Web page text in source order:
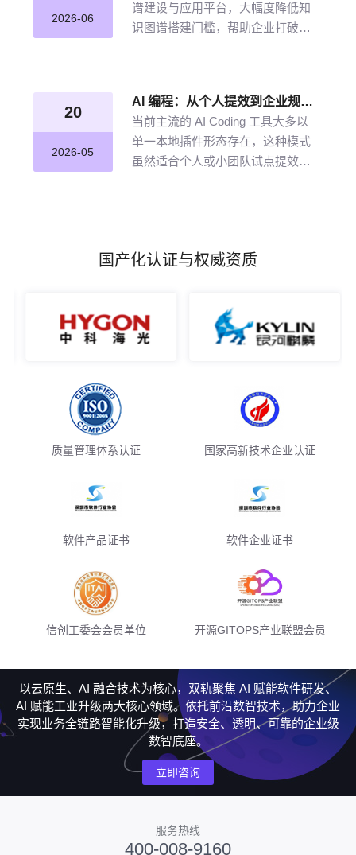
2026-06
谱建设与应用平台，大幅度降低知
识图谱搭建门槛，帮助企业打破数
推理能力，打造企业级智能决策新
引擎，赋能企业沉淀高质量的知识
并应用。
20
2026-05
AI 编程：从个人提效到企业规模化落地的破局之道
当前主流的 AI Coding 工具大多以
单一本地插件形态存在，这种模式
虽然适合个人或小团队试点提效，
国产化认证与权威资质
质量管理体系认证 国家高新技术企业认证
软件产品证书 软件企业证书
信创工委会会员单位 开源GITOPS产业联盟会员
以云原生、AI 融合技术为核心，双轨聚焦 AI 赋能软件研发、
AI 赋能工业升级两大核心领域。依托前沿数智技术，助力企业
实现业务全链路智能化升级，打造安全、透明、可靠的企业级
数智底座。
立即咨询
服务热线
400-008-9160